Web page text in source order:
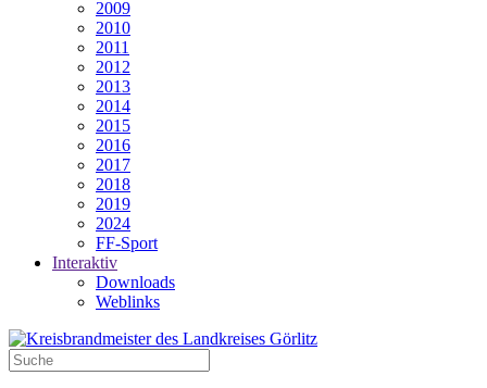
2009
2010
2011
2012
2013
2014
2015
2016
2017
2018
2019
2024
FF-Sport
Interaktiv
Downloads
Weblinks